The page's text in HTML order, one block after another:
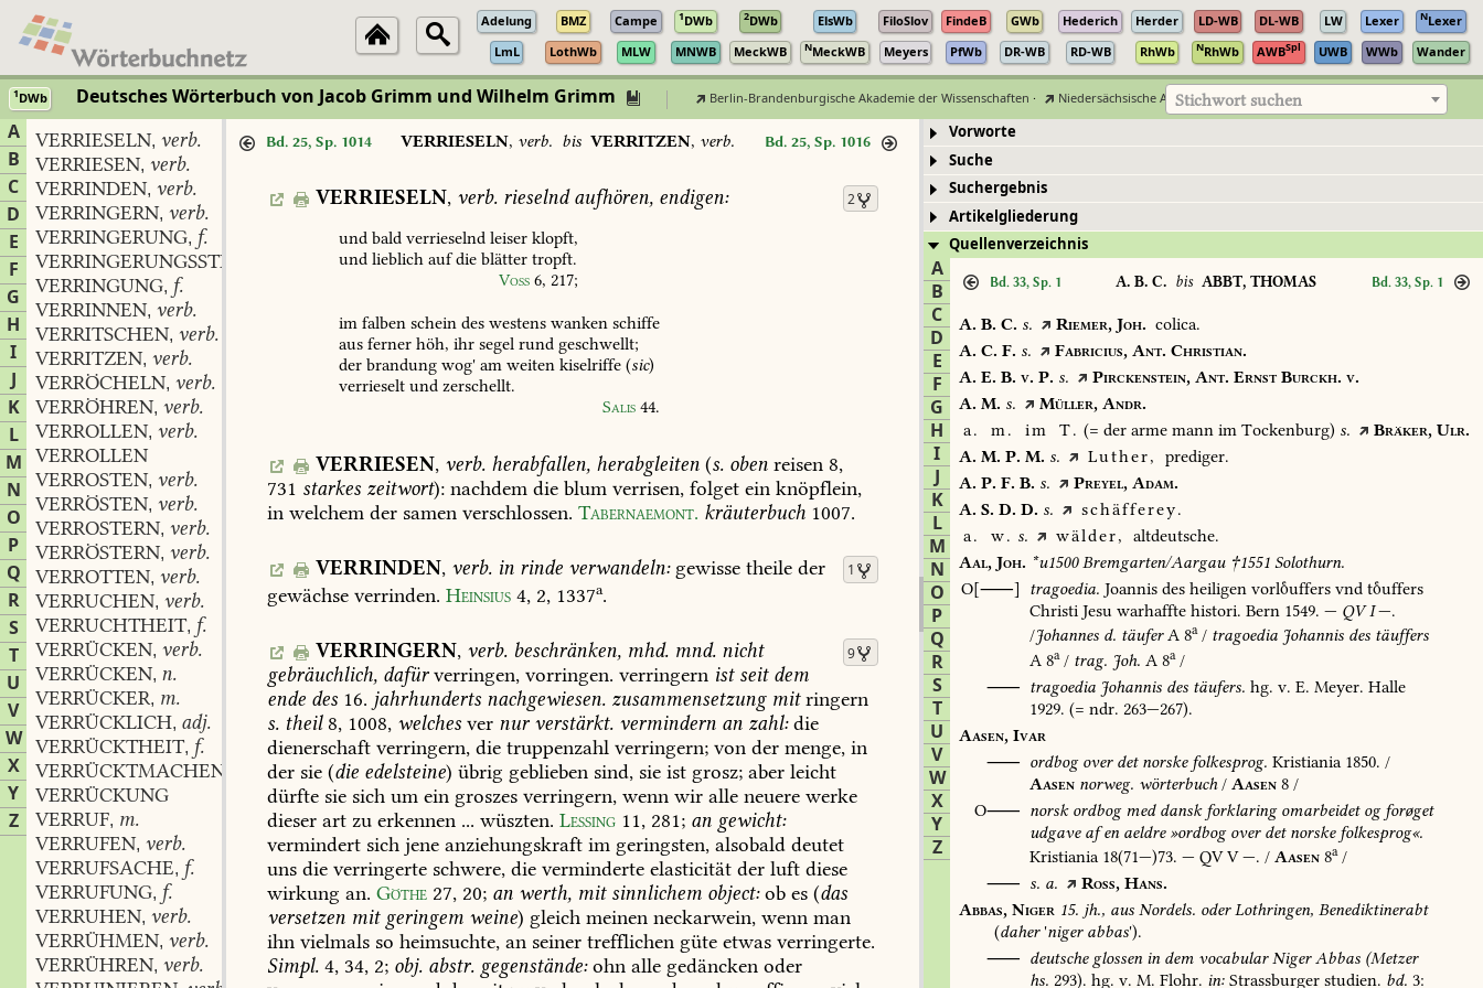
Adelung BMZ Campe 1DWb 2DWb ElsWb FiloSlov FindeB GWb Hederich Herder LD-WB DL-WB LW Lexer NLexer
LmL
LothWb MLW MNWB MeckWB NMeckWB Meyers PfWb DR-WB RD-WB RhWb NRhWb AWBSpl UWB WWb Wander
1DWb Deutsches Wörterbuch von Jacob Grimm und Wilhelm Grimm Berlin-Brandenburgische Akademie der Wissenschaften · Niedersächsische Akademie der Wissenschaften zu Göttingen
Stichwort suchen
A
B
C
D
E
F
G
H
I
J
K
L
M
N
O
P
Q
R
S
T
U
V
W
X
Y
Z
VERRIESELN, verb.
VERRIESEN, verb.
VERRINDEN, verb.
VERRINGERN, verb.
VERRINGERUNG, f.
VERRINGERUNGSSTEIN
VERRINGUNG, f.
VERRINNEN, verb.
VERRITSCHEN, verb.
VERRITZEN, verb.
VERRÖCHELN, verb.
VERRÖHREN, verb.
VERROLLEN, verb.
VERROLLEN
VERROSTEN, verb.
VERRÖSTEN, verb.
VERROSTERN, verb.
VERRÖSTERN, verb.
VERROTTEN, verb.
VERRUCHEN, verb.
VERRUCHTHEIT, f.
VERRÜCKEN, verb.
VERRÜCKEN, n.
VERRÜCKER, m.
VERRÜCKLICH, adj.
VERRÜCKTHEIT, f.
VERRÜCKTMACHEN
VERRÜCKUNG
VERRUF, m.
VERRUFEN, verb.
VERRUFSACHE, f.
VERRUFUNG, f.
VERRUHEN, verb.
VERRÜHMEN, verb.
VERRÜHREN, verb.
Bd. 25, Sp. 1014 VERRIESELN, verb. bis VERRITZEN, verb. Bd. 25, Sp. 1016
2
VERRIESELN, verb. rieselndaufhören,endigen:
und bald verrieselnd leiser klopft,
und lieblich aufdie blätter tropft.
Voss 6, 217;
im falben schein des westens wanken schiffe
aus ferner höh, ihr segel rund geschwellt;
der brandung wog' am weiten kiselriffe (sic)
verrieselt und zerschellt.
Salis 44.
VERRIESEN, verb. herabfallen,herabgleiten(s.obenreisen8,
731 starkes zeitwort): nachdem die blum verrisen, folget ein knöpflein,
in welchem der samen verschlossen. Tabernaemont. kräuterbuch 1007.
1
VERRINDEN, verb. inrindeverwandeln:gewissetheileder
gewächse verrinden. Heinsius 4, 2, 1337a.
9
VERRINGERN, verb. beschränken,mhd.mnd.nicht
gebräuchlich, dafürverringen, vorringen. verringern istseitdem
ende des 16. jahrhunderts nachgewiesen. zusammensetzungmitringern
s. theil8, 1008, welches ver nurverstärkt. vermindern an zahl:die
dienerschaft verringern, die truppenzahl verringern; von der menge, in
der sie (die edelsteine) übrig geblieben sind, sie ist grosz; aber leicht
dürfte sie sich um ein groszes verringern, wenn wir alle neuere werke
dieser art zu erkennen ... wüszten. Lessing 11, 281; an gewicht:
vermindert sich jene anziehungskraft im geringsten, alsobald deutet
uns die verringerte schwere, die verminderte elasticität der luft diese
wirkung an. Göthe 27, 20; an werth, mitsinnlichem object:ob es (das
versetzen mitgeringem weine) gleich meinen neckarwein, wenn man
ihn vielmals so heimsuchte, an seiner trefflichen güte etwas verringerte.
Simpl. 4, 34, 2; obj. abstr. gegenstände:ohn alle gedäncken oder
Vorworte
Suche
Suchergebnis
Artikelgliederung
Quellenverzeichnis
A
B
C
D
E
F
G
H
I
J
K
L
M
N
O
P
Q
R
S
T
U
V
W
X
Y
Z
Bd. 33, Sp. 1 A. B. C. bis ABBT, THOMAS Bd. 33, Sp. 1
A. B. C. s. Riemer, Joh. colica.
A. C. F. s. Fabricius, Ant. Christian.
A. E. B. v. P. s. Pirckenstein, Ant. ErnstBurckh. v.
A. M. s. Müller, Andr.
a.
m. im T. (= der arme mann im Tockenburg) s. Bräker, Ulr.
A. M. P. M. s. Luther,
prediger.
A. P. F. B. s. Preyel, Adam.
A. S. D. D. s.
schäfferey.
a.
w. s. wälder,
altdeutsche.
Aal, Joh. *u1500Bremgarten/Aargau†1551 Solothurn.
O[⸺]
tragoedia. Joannis des heiligen vorluffers vnd tuffers
Christi Jesu warhaffte histori. Bern 1549. — QVI—.
/Johannes d. täuferA 8a/ tragoedia Johannis des täuffers
A 8a/ trag. Joh. A 8a/
⸺ tragoedia Johannis des täufers. hg. v. E. Meyer. Halle
1929. (= ndr. 263—267).
Aasen, Ivar
⸺ ordbogoverdetnorskefolkesprog. Kristiania 1850. /
Aasen norweg. wörterbuch/ Aasen 8 /
O⸺ norskordbogmeddanskforklaringomarbeidetogforøget
udgaveafenaeldre»ordbogoverdetnorskefolkesprog«.
Kristiania 18(71—)73. — QVV—. / Aasen 8a/
⸺ s. a. Ross, Hans.
Abbas, Niger 15. jh., aus Nordels. oderLothringen, Benediktinerabt
(daher'nigerabbas').
⸺ deutscheglossenindem vocabularNigerAbbas (Metzer
hs. 293). hg. v. M. Flohr. in: Strassburger studien. bd. 3: